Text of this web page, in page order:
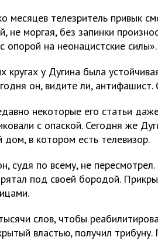
месяцев телезритель привык
не моргая, без запинки
на неонацистские силы».
кругах у Дугина была
он, видите ли,
некоторые его статьи
с опаской. Сегодня же
в котором есть телевизор.
судя по всему, не
под своей бородой.
слов, чтобы
властью, получил